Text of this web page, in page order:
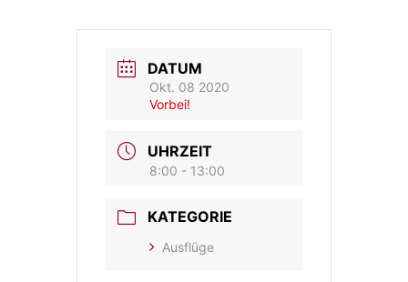
DATUM
Okt. 08 2020
Vorbei!
UHRZEIT
8:00 - 13:00
KATEGORIE
Ausflüge